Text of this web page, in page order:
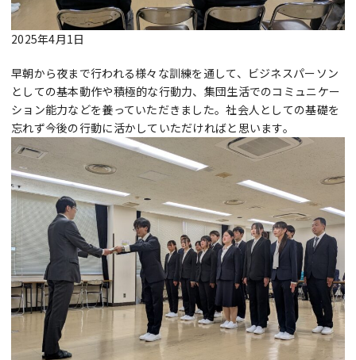
2025年4月1日
早朝から夜まで行われる様々な訓練を通して、ビジネスパーソン
としての基本動作や積極的な行動力、集団生活でのコミュニケー
ション能力などを養っていただきました。社会人としての基礎を
忘れず今後の行動に活かしていただければと思います。